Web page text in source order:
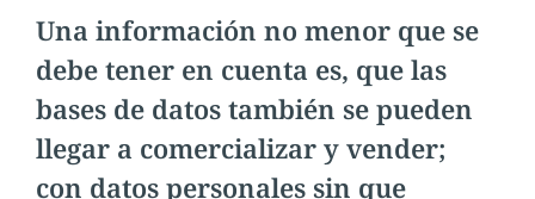
Una información no menor que se
debe tener en cuenta es, que las
bases de datos también se pueden
llegar a comercializar y vender;
con datos personales sin que